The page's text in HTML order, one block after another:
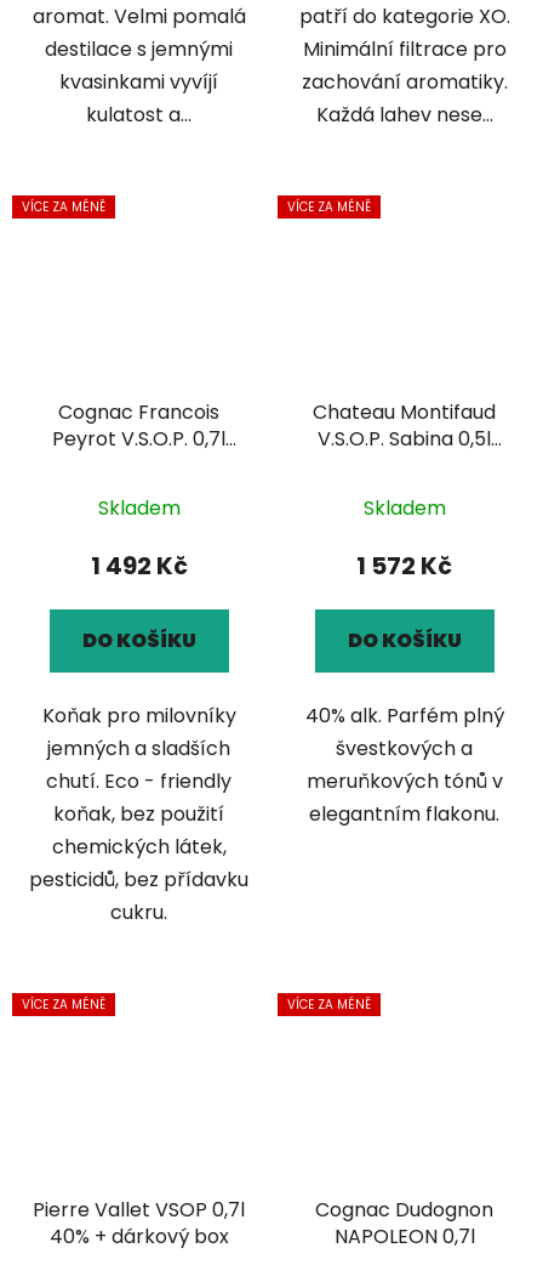
aromat. Velmi pomalá
destilace s jemnými
kvasinkami vyvíjí
kulatost a...
patří do kategorie XO.
Minimální filtrace pro
zachování aromatiky.
Každá lahev nese...
VÍCE ZA MÉNĚ
Cognac Francois
Peyrot V.S.O.P. 0,7l
Skladem
1 492 Kč
DO KOŠÍKU
Koňak pro milovníky
jemných a sladších
chutí. Eco - friendly
koňak, bez použití
chemických látek,
pesticidů, bez přídavku
cukru.
VÍCE ZA MÉNĚ
Chateau Montifaud
V.S.O.P. Sabina 0,5l
Skladem
1 572 Kč
DO KOŠÍKU
40% alk. Parfém plný
švestkových a
meruňkových tónů v
elegantním flakonu.
VÍCE ZA MÉNĚ
Pierre Vallet VSOP 0,7l
40% + dárkový box
VÍCE ZA MÉNĚ
Cognac Dudognon
NAPOLEON 0,7l